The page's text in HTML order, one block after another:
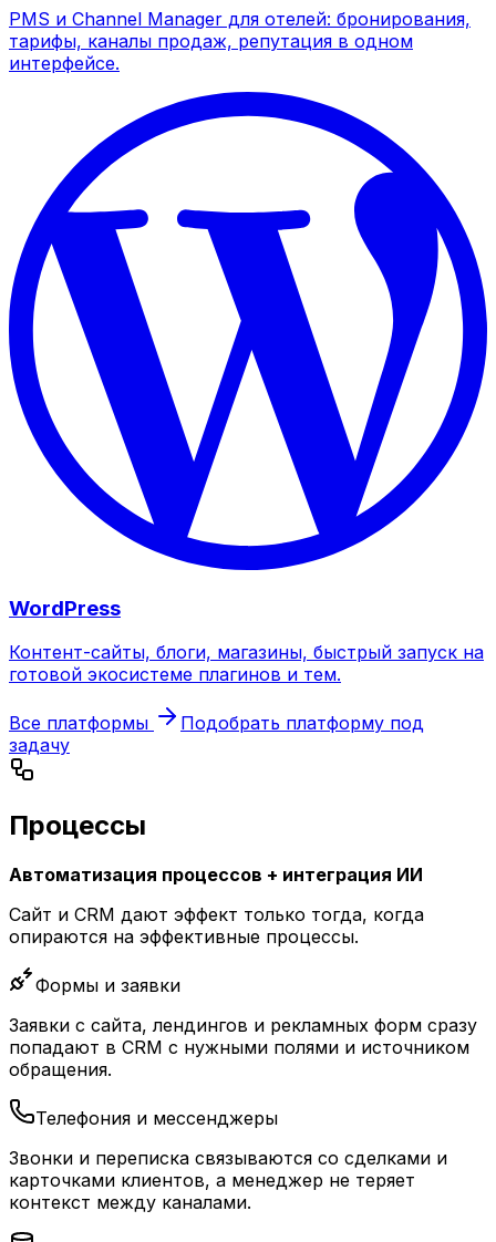
PMS и Channel Manager для отелей: бронирования,
тарифы, каналы продаж, репутация в одном
интерфейсе.
WordPress
Контент-сайты, блоги, магазины, быстрый запуск на
готовой экосистеме плагинов и тем.
Все платформы
Подобрать платформу под
задачу
Процессы
Автоматизация процессов + интеграция ИИ
Сайт и CRM дают эффект только тогда, когда
опираются на эффективные процессы.
Формы и заявки
Заявки с сайта, лендингов и рекламных форм сразу
попадают в CRM с нужными полями и источником
обращения.
Телефония и мессенджеры
Звонки и переписка связываются со сделками и
карточками клиентов, а менеджер не теряет
контекст между каналами.